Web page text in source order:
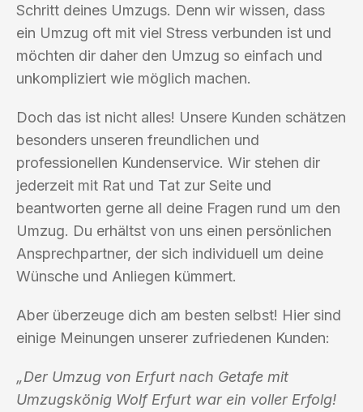
Schritt deines Umzugs. Denn wir wissen, dass
ein Umzug oft mit viel Stress verbunden ist und
möchten dir daher den Umzug so einfach und
unkompliziert wie möglich machen.
Doch das ist nicht alles! Unsere Kunden schätzen
besonders unseren freundlichen und
professionellen Kundenservice. Wir stehen dir
jederzeit mit Rat und Tat zur Seite und
beantworten gerne all deine Fragen rund um den
Umzug. Du erhältst von uns einen persönlichen
Ansprechpartner, der sich individuell um deine
Wünsche und Anliegen kümmert.
Aber überzeuge dich am besten selbst! Hier sind
einige Meinungen unserer zufriedenen Kunden:
„Der Umzug von Erfurt nach Getafe mit
Umzugskönig Wolf Erfurt war ein voller Erfolg!